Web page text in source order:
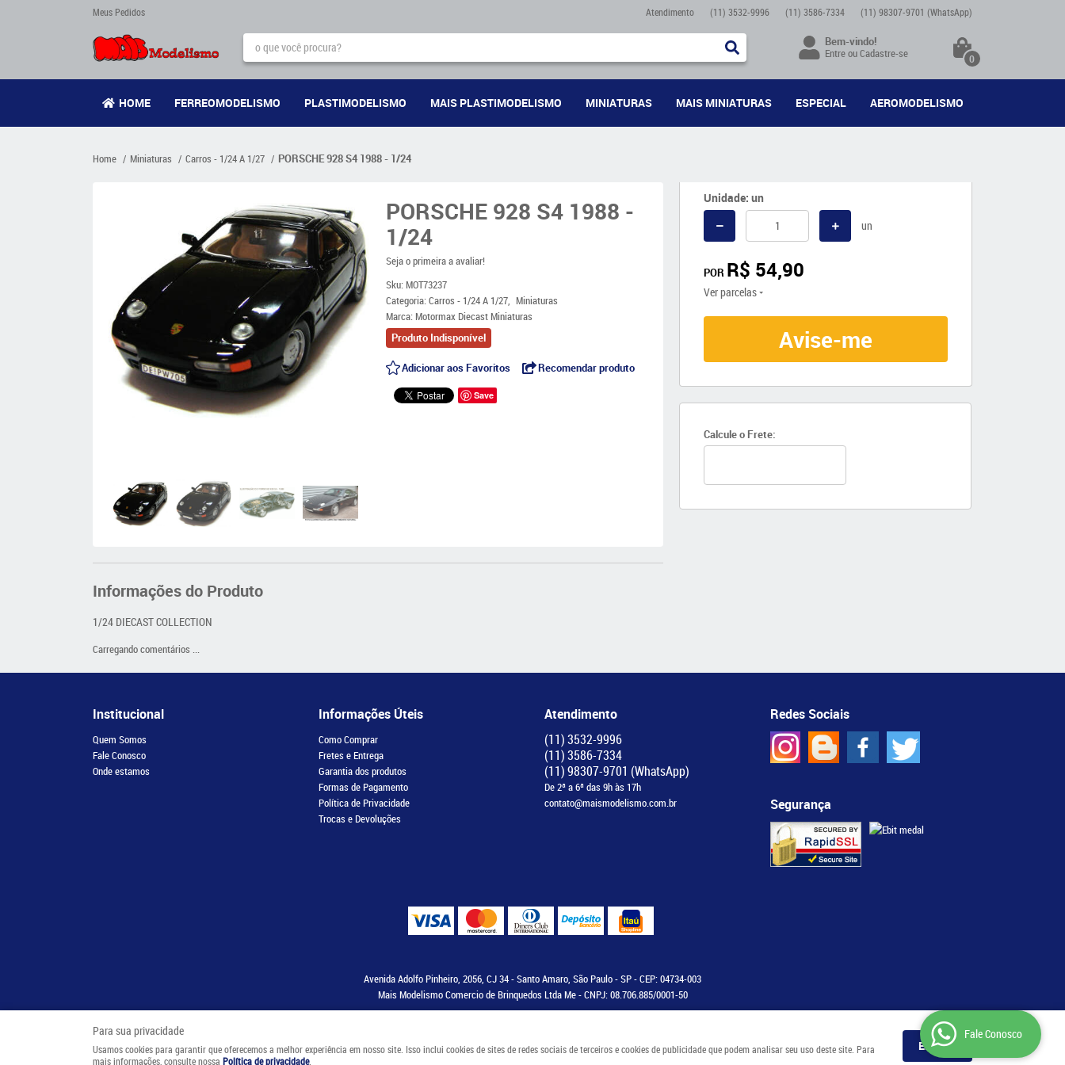
Meus Pedidos Atendimento (11) 3532-9996 (11) 3586-7334 (11) 98307-9701 (WhatsApp)
Bem-vindo!
EntreouCadastre-se 0
HOME FERREOMODELISMO PLASTIMODELISMO MAIS PLASTIMODELISMO MINIATURAS MAIS MINIATURAS ESPECIAL AEROMODELISMO
Home Miniaturas Carros - 1/24 A 1/27 PORSCHE 928 S4 1988 - 1/24
PORSCHE 928 S4 1988 -
1/24
Seja o primeira a avaliar!
Sku: MOT73237
Categoria:Carros - 1/24 A 1/27
Miniaturas
Marca: Motormax Diecast Miniaturas
Produto Indisponível
Adicionar aos Favoritos Recomendar produto
Save
Unidade: un
un
POR R$ 54,90
Ver parcelas
Avise-me
Calcule o Frete:
Informações do Produto
1/24 DIECAST COLLECTION
Carregando comentários ...
Institucional
Quem Somos
Fale Conosco
Onde estamos
Informações Úteis
Como Comprar
Fretes e Entrega
Garantia dos produtos
Formas de Pagamento
Política de Privacidade
Trocas e Devoluções
Atendimento
(11)3532-9996
(11)3586-7334
(11)98307-9701 (WhatsApp)
De 2ª a 6ª das 9h às 17h
contato@maismodelismo.com.br
Redes Sociais
Segurança
Avenida Adolfo Pinheiro, 2056, CJ 34-Santo Amaro, São Paulo-SP-CEP: 04734-003
Mais Modelismo Comercio de Brinquedos Ltda Me - CNPJ: 08.706.885/0001-50
Para sua privacidade
Usamos cookies para garantir que oferecemos a melhor experiência em nosso site. Isso inclui cookies de sites de redes sociais de terceiros e cookies de publicidade que podem analisar seu uso deste site. Para
mais informações, consulte nossa Política de privacidade.
Entendi
Fale Conosco